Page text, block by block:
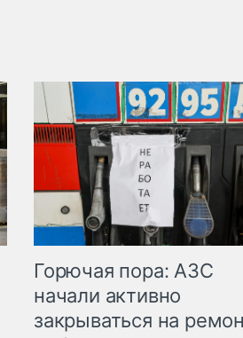
Горючая пора: АЗС
начали активно
закрываться на